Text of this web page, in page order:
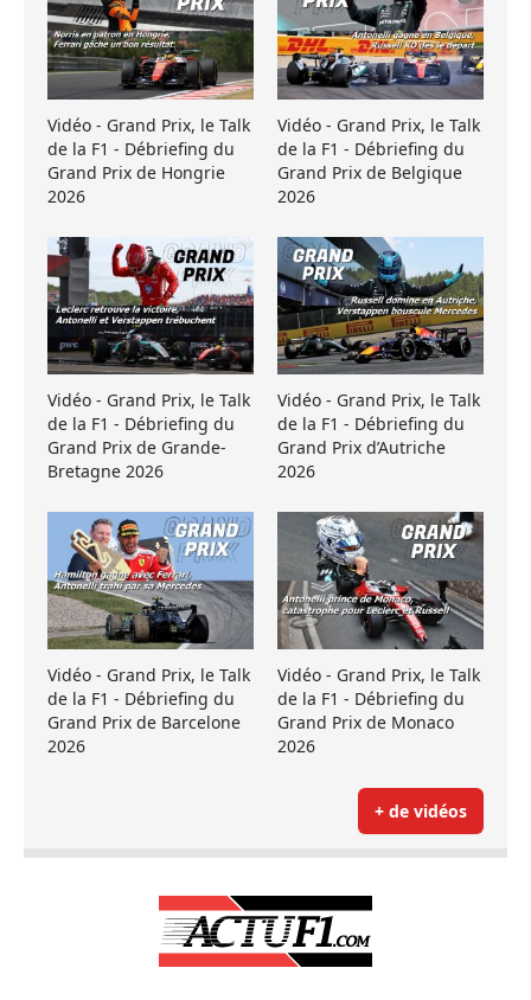
Vidéo - Grand Prix, le Talk
de la F1 - Débriefing du
Grand Prix de Hongrie
2026
Vidéo - Grand Prix, le Talk
de la F1 - Débriefing du
Grand Prix de Belgique
2026
Vidéo - Grand Prix, le Talk
de la F1 - Débriefing du
Grand Prix de Grande-
Bretagne 2026
Vidéo - Grand Prix, le Talk
de la F1 - Débriefing du
Grand Prix d’Autriche
2026
Vidéo - Grand Prix, le Talk
de la F1 - Débriefing du
Grand Prix de Barcelone
2026
Vidéo - Grand Prix, le Talk
de la F1 - Débriefing du
Grand Prix de Monaco
2026
+ de vidéos